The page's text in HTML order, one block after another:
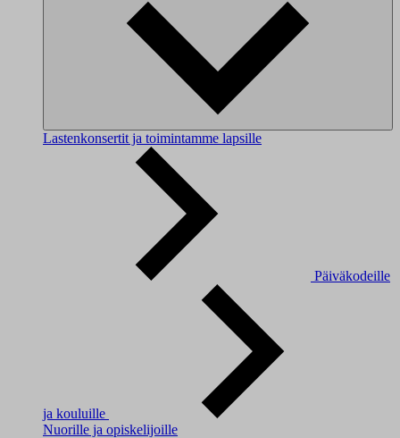
Lastenkonsertit ja toimintamme lapsille
Päiväkodeille
ja kouluille
Nuorille ja opiskelijoille